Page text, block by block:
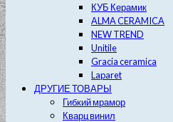
КУБ Керамик
ALMA CERAMICA
NEW TREND
Unitile
Gracia ceramica
Laparet
ДРУГИЕ ТОВАРЫ
Гибкий мрамор
Кварц винил